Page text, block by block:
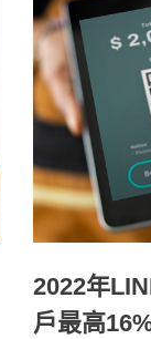
2022年
戶最高